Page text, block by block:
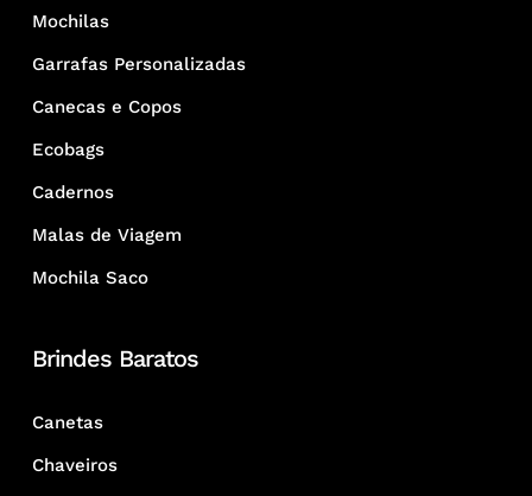
Mochilas
Garrafas Personalizadas
Canecas e Copos
Ecobags
Cadernos
Malas de Viagem
Mochila Saco
Brindes Baratos
Canetas
Chaveiros